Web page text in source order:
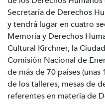
Secretaría de Derechos
y tendrá lugar en cuatro
Memoria y Derechos
Cultural Kirchner, la
Comisión Nacional de
de más de 70 países
de los talleres, mesas de
referentes en materia de